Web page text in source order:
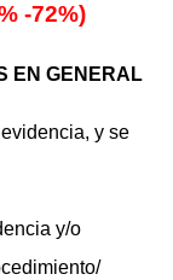
-72%)
EN GENERAL
y se
y/o